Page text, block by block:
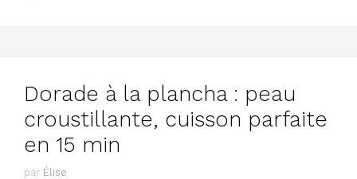
Dorade à la plancha : peau
croustillante, cuisson parfaite
en 15 min
par Élise